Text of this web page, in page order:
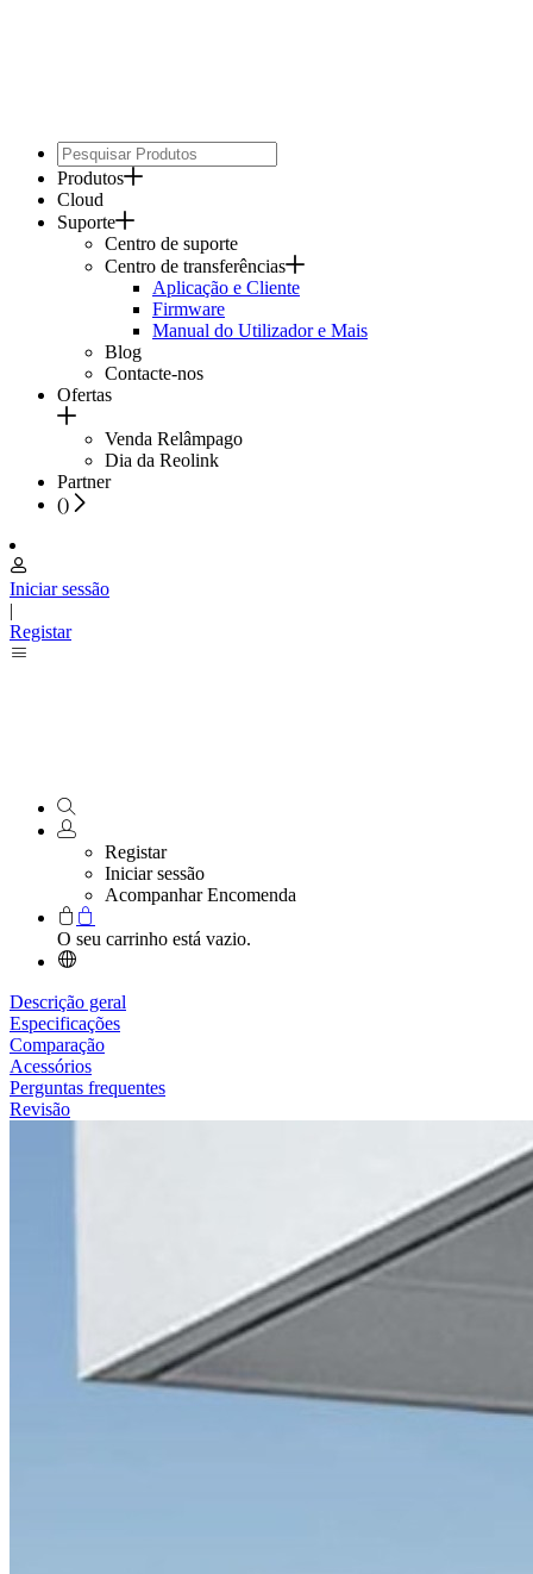
Produtos
Cloud
Suporte
Centro de suporte
Centro de transferências
Aplicação e Cliente
Firmware
Manual do Utilizador e Mais
Blog
Contacte-nos
Ofertas
Venda Relâmpago
Dia da Reolink
Partner
()
Iniciar sessão
|
Registar
Registar
Iniciar sessão
Acompanhar Encomenda
O seu carrinho está vazio.
Descrição geral
Especificações
Comparação
Acessórios
Perguntas frequentes
Revisão